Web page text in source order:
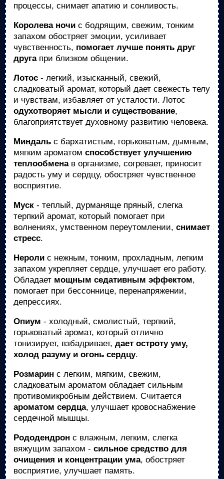
процессы, снимает апатию и сонливость.
Королева ночи с бодрящим, свежим, тонким
запахом обостряет эмоции, усиливает
чувственность, помогает лучше понять друг
другапри близком общении.
Лотос - легкий, изысканный, свежий,
сладковатый аромат, который дает свежесть телу
и чувствам, избавляет от усталости. Лотос
одухотворяет мысли и существование,
благоприятствует духовному развитию человека.
Миндаль с бархатистым, горьковатым, дымным,
мягким ароматом способствует улучшению
теплообменав организме, согревает, приносит
радость уму и сердцу, обостряет чувственное
восприятие.
Муск - теплый, дурманяще пряный, слегка
терпкий аромат, который помогает при
волнениях, умственном переутомлении, снимает
стресс.
Нероли с нежным, тонким, прохладным, легким
запахом укрепляет сердце, улучшает его работу.
Обладает мощным седативным эффектом,
помогает при бессоннице, перенапряжении,
депрессиях.
Опиум - холодный, смолистый, терпкий,
горьковатый аромат, который отлично
тонизирует, взбадривает, дает остроту уму,
холод разуму и огонь сердцу.
Розмарин с легким, мягким, свежим,
сладковатым ароматом обладает сильным
противомикробным действием. Считается
ароматом сердца, улучшает кровоснабжение
сердечной мышцы.
Рододендрон с влажным, легким, слегка
вяжущим запахом - сильное средство для
очищения и концентрации ума, обостряет
восприятие, улучшает память.